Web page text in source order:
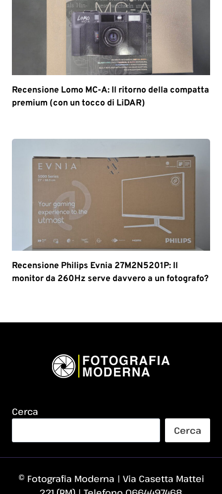
Recensione Lomo MC-A: Il ritorno della compatta
premium (con un tocco di LiDAR)
Recensione Philips Evnia 27M2N5201P: Il
monitor da 260Hz serve davvero a un fotografo?
Cerca
Cerca
© Fotografia Moderna | Via Casetta Mattei